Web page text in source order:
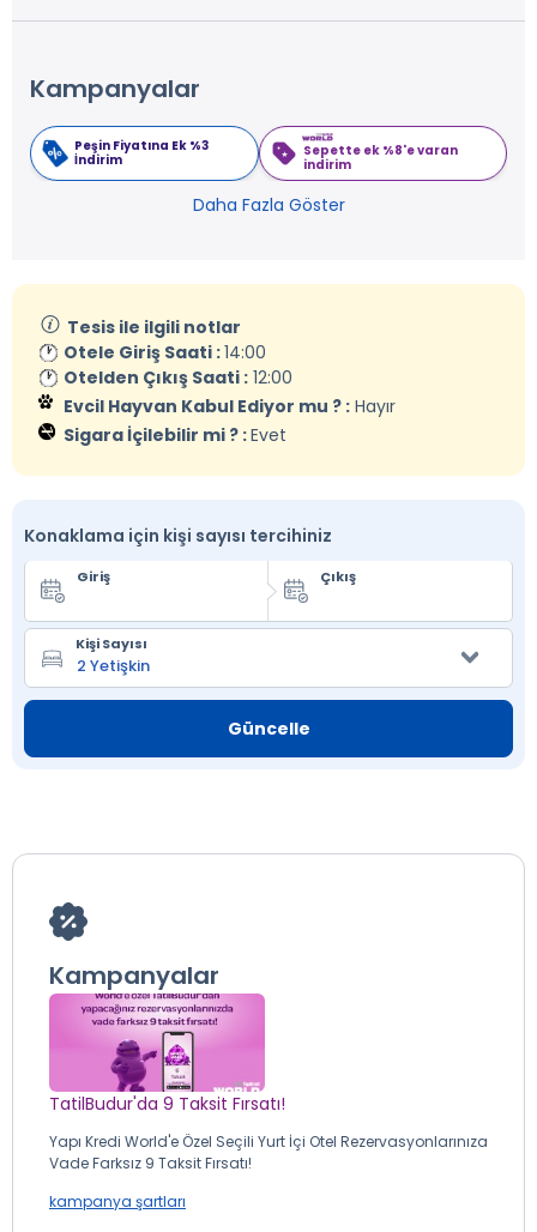
Kampanyalar
Peşin Fiyatına Ek %3
İndirim
Sepette ek %8'e varan
indirim
Daha Fazla Göster
Tesis ile ilgili notlar
Otele Giriş Saati :14:00
Otelden Çıkış Saati : 12:00
Evcil Hayvan Kabul Ediyor mu ? : Hayır
Sigara İçilebilir mi ? :Evet
Konaklama için kişi sayısı tercihiniz
Giriş Çıkış
Kişi Sayısı
Güncelle
Kampanyalar
TatilBudur'da 9 Taksit Fırsatı!
Yapı Kredi World'e Özel Seçili Yurt İçi Otel Rezervasyonlarınıza
Vade Farksız 9 Taksit Fırsatı!
kampanya şartları